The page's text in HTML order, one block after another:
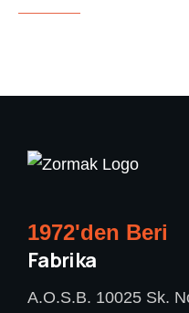
1972'den Beri
Fabrika
A.O.S.B. 10025 Sk.